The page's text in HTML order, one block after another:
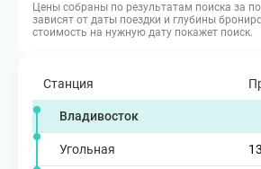
Цены собраны по результатам поиска за
зависят от даты поездки и глубины
стоимость на нужную дату покажет поиск.
Станция
Владивосток
Угольная